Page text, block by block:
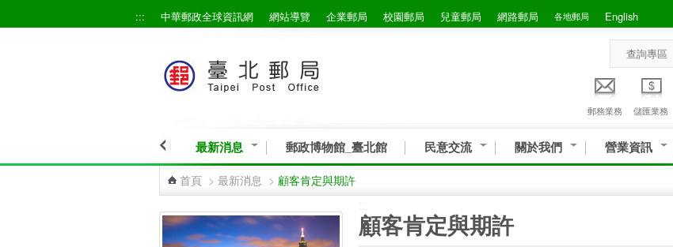
::: 中華郵政全球資訊網 網站導覽 企業郵局 校園郵局 兒童郵局 網路郵局 各地郵局 English
查詢專區
郵務業務 儲匯業務
最新消息 郵政博物館_臺北館 民意交流 關於我們 營業資訊
首頁 > 最新消息 > 顧客肯定與期許
顧客肯定與期許